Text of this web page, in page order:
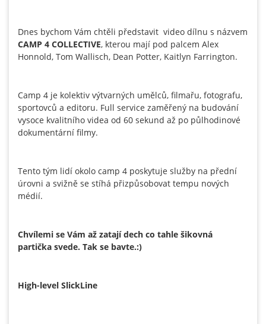
Dnes bychom Vám chtěli představit video dílnu s názvem
CAMP 4 COLLECTIVE, kterou mají pod palcem Alex
Honnold, Tom Wallisch, Dean Potter, Kaitlyn Farrington.
Camp 4 je kolektiv výtvarných umělců, filmařu, fotografu,
sportovců a editoru. Full service zaměřený na budování
vysoce kvalitního videa od 60 sekund až po půlhodinové
dokumentární filmy.
Tento tým lidí okolo camp 4 poskytuje služby na přední
úrovni a svižně se stíhá přizpůsobovat tempu nových
médií.
Chvílemi se Vám až zatají dech co tahle šikovná
partička svede. Tak se bavte.:)
High-level SlickLine